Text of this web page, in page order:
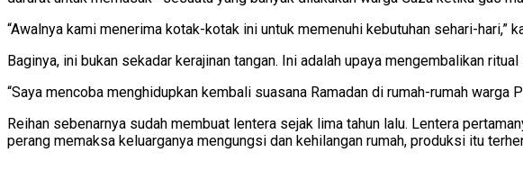
“Awalnya kami menerima kotak-kotak ini untuk memenuhi kebutuhan sehari-hari,”
Baginya, ini bukan sekadar kerajinan tangan. Ini adalah upaya mengembalikan
“Saya mencoba menghidupkan kembali suasana Ramadan di rumah-rumah
Reihan sebenarnya sudah membuat lentera sejak lima tahun lalu. Lentera
perang memaksa keluarganya mengungsi dan kehilangan rumah, produksi itu